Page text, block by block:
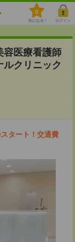
0
気になる！ ログイン
容医療看護師
クリニック
タート！交通費